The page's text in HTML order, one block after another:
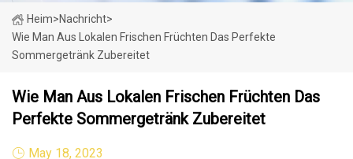
Heim>Nachricht>
Wie Man Aus Lokalen Frischen Früchten Das Perfekte
Sommergetränk Zubereitet
Wie Man Aus Lokalen Frischen Früchten Das
Perfekte Sommergetränk Zubereitet
May 18, 2023